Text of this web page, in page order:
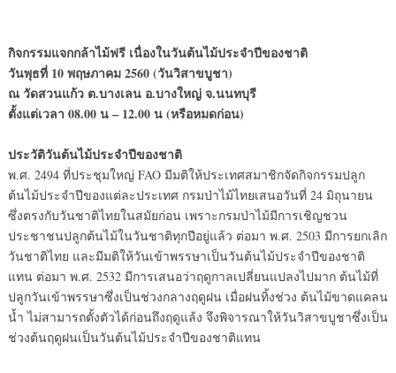
กิจกรรมแจกกล้าไม้ฟรี เนื่องในวันต้นไม้ประจำปีของชาติ
วันพุธที่ 10 พฤษภาคม 2560 (วันวิสาขบูชา)
ณ วัดสวนแก้ว ต.บางเลน อ.บางใหญ่ จ.นนทบุรี
ตั้งแต่เวลา 08.00 น – 12.00 น (หรือหมดก่อน)
ประวัติวันต้นไม้ประจำปีของชาติ
พ.ศ. 2494 ที่ประชุมใหญ่ FAO มีมติให้ประเทศสมาชิกจัดกิจกรรมปลูก
ต้นไม้ประจำปีของแต่ละประเทศ กรมป่าไม้ไทยเสนอวันที่ 24 มิถุนายน
ซึ่งตรงกับวันชาติไทยในสมัยก่อน เพราะกรมป่าไม้มีการเชิญชวน
ประชาชนปลูกต้นไม้ในวันชาติทุกปีอยู่แล้ว ต่อมา พ.ศ. 2503 มีการยกเลิก
วันชาติไทย และมีมติให้วันเข้าพรรษาเป็นวันต้นไม้ประจำปีของชาติ
แทน ต่อมา พ.ศ. 2532 มีการเสนอว่าฤดูกาลเปลี่ยนแปลงไปมาก ต้นไม้ที่
ปลูกวันเข้าพรรษาซึ่งเป็นช่วงกลางฤดูฝน เมื่อฝนทิ้งช่วง ต้นไม้ขาดแคลน
น้ำ ไม่สามารถตั้งตัวได้ก่อนถึงฤดูแล้ง จึงพิจารณาให้วันวิสาขบูชาซึ่งเป็น
ช่วงต้นฤดูฝนเป็นวันต้นไม้ประจำปีของชาติแทน